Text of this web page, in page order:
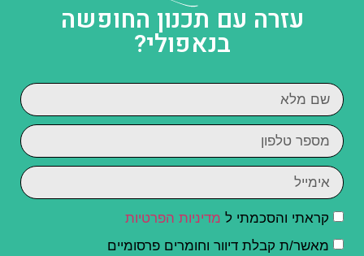
עזרה עם תכנון החופשה
בנאפולי?
קראתי והסכמתי ל מדיניות הפרטיות
מאשר/ת קבלת דיוור וחומרים פרסומיים